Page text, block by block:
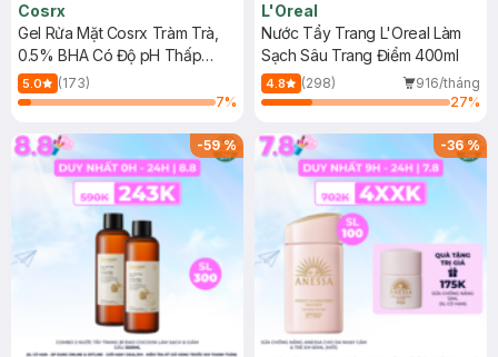
Cosrx
Gel Rửa Mặt Cosrx Tràm Trà,
0.5% BHA Có Độ pH Thấp
150ml
5.0
(173)
7%
L'Oreal
Nước Tẩy Trang L'Oreal Làm
Sạch Sâu Trang Điểm 400ml
4.8 (298)
916/tháng
27%
-59% -36%